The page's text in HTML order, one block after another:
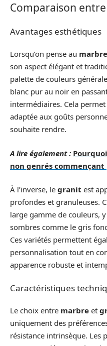
Comparaison
Avantages esthétiques
Lorsqu’on pense au marbre
son aspect élégant et
palette de couleurs
blanc pur au noir en
intermédiaires. Cela
adaptée aux goûts
souhaite rendre.
A lire également :
non genrés commençant
À l’inverse, le granit est
profondes et granuleuses.
large gamme de couleurs,
sombres comme le gris
Ces variétés permettent
personnalisation tout en
apparence robuste et
Caractéristiques
Le choix entre marbre et
uniquement des
résistance intrinsèque. Les